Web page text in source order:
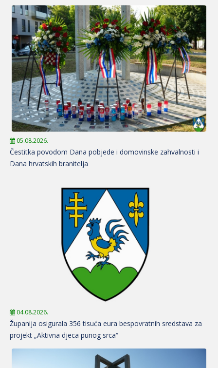
05.08.2026.
Čestitka povodom Dana pobjede i domovinske zahvalnosti i
Dana hrvatskih branitelja
04.08.2026.
Županija osigurala 356 tisuća eura bespovratnih sredstava za
projekt „Aktivna djeca punog srca“